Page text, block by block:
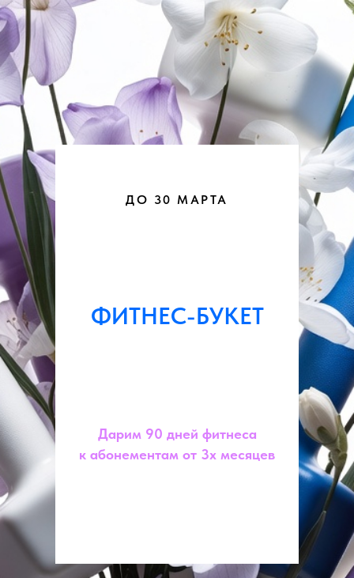
ДО 30 МАРТА
ФИТНЕС-БУКЕТ
Дарим 90 дней фитнеса
к абонементам от 3х месяцев